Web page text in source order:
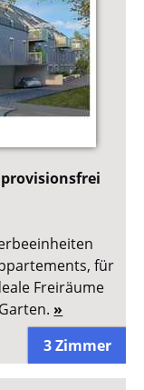
für
Freiräume
»
3 Zimmer